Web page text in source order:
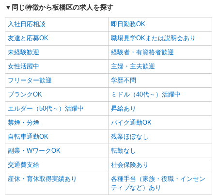
【介護福祉士】 月給：305,300円 年収例：410
万円〜 ※下記毎月平均的に支払われる手当を含み
ます。 ・職務手当 ・特別職務手当 ・特別地域手
当 ・（東京都）居住支援特別手当 ・働きがい向上
手当 ・特別夜勤手当 ・日祝手当（月平均2回分）
・夜勤手当（月平均5回分） ※居住支援特別手当
は勤続5年目までの方はさらに1万円支給（再入社
業時は別途時間外手当支給（超過1分〜）
東京都板橋区大門7-5
キープ 詳細を見る
正社員
そんぽの家 板橋徳丸/1007aa1
介護スタッフ
【介護福祉士】 月給：305,300円 年収例：410
万円〜 ※下記毎月平均的に支払われる手当を含み
ます。 ・職務手当 ・特別職務手当 ・特別地域手
当 ・（東京都）居住支援特別手当 ・働きがい向上
手当 ・特別夜勤手当 ・日祝手当（月平均2回分）
・夜勤手当（月平均5回分） ※居住支援特別手当
は勤続5年目までの方はさらに1万円支給（再入社
業時は別途時間外手当支給（超過1分〜）
東京都板橋区徳丸6丁目1-11
キープ 詳細を見る
正社員
SOMPOケア ラヴィーレ光が丘公園/5007aa1
同じ特徴から板橋区の求人を探す
入社日応相談
即日勤務OK
友達と応募OK
職場見学OKまたは説明会あり
未経験歓迎
経験者・有資格者歓迎
女性活躍中
主婦・主夫歓迎
フリーター歓迎
学歴不問
ブランクOK
ミドル（40代～）活躍中
エルダー（50代～）活躍中
昇給あり
禁煙・分煙
バイク通勤OK
自転車通勤OK
残業ほぼなし
副業・WワークOK
転勤なし
交通費支給
社会保険あり
産休・育休取得実績あり
各種手当（家族・役職・インセン
ティブなど）あり